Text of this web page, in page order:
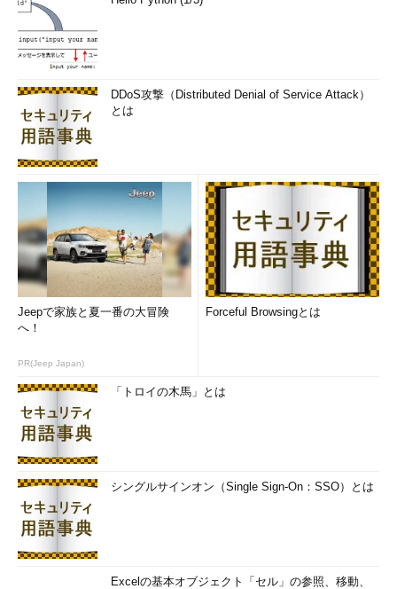
DDoS攻撃（Distributed Denial of Service Attack）
とは
Jeepで家族と夏一番の大冒険
へ！
PR(Jeep Japan)
Forceful Browsingとは
「トロイの木馬」とは
シングルサインオン（Single Sign-On：SSO）とは
Excelの基本オブジェクト「セル」の参照、移動、